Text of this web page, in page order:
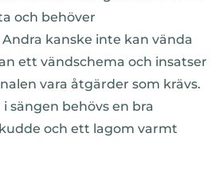
och behöver
kanske inte kan vända
ett vändschema och insatser
vara åtgärder som krävs.
sängen behövs en bra
och ett lagom varmt